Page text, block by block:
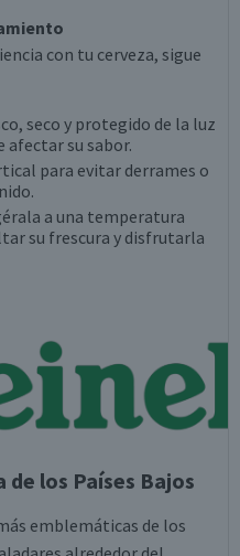
con tu cerveza, sigue
seco y protegido de la luz
afectar su sabor.
para evitar derrames o
a una temperatura
su frescura y disfrutarla
los Países Bajos
emblemáticas de los